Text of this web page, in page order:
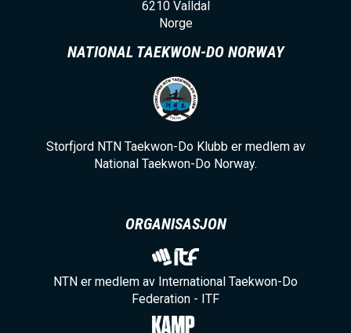
6210 Valldal
Norge
NATIONAL TAEKWON-DO NORWAY
Storfjord NTN Taekwon-Do Klubb er medlem av
National Taekwon-Do Norway.
ORGANISASJON
NTN er medlem av International Taekwon-Do
Federation - ITF